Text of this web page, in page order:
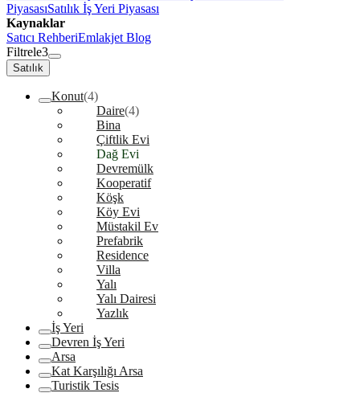
PiyasasıSatılık İş Yeri Piyasası
Kaynaklar
Satıcı RehberiEmlakjet Blog
Filtrele3
Satılık
Konut(4)
Daire(4)
Bina
Çiftlik Evi
Dağ Evi
Devremülk
Kooperatif
Köşk
Köy Evi
Müstakil Ev
Prefabrik
Residence
Villa
Yalı
Yalı Dairesi
Yazlık
İş Yeri
Devren İş Yeri
Arsa
Kat Karşılığı Arsa
Turistik Tesis